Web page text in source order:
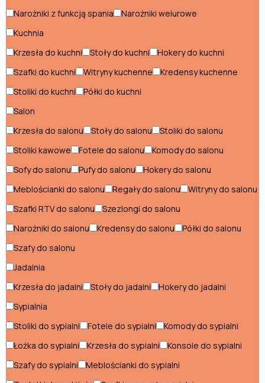
Biurka industrialne
Fotele industrialne
Hokery industrialne
Konsole industrialne
Krzesła industrialne
Łóżka industrialne
Półki industrialne
Stoliki industrialne
Szafki nocne industrialne
Szafki RTV industrialne
Narożniki z funkcją spania
Narożniki welurowe
Kuchnia
Krzesła do kuchni
Stoły do kuchni
Hokery do kuchni
Szafki do kuchni
Witryny kuchenne
Kredensy kuchenne
Stoliki do kuchni
Półki do kuchni
Salon
Krzesła do salonu
Stoły do salonu
Stoliki do salonu
Stoliki kawowe
Fotele do salonu
Komody do salonu
Sofy do salonu
Pufy do salonu
Hokery do salonu
Meblościanki do salonu
Regały do salonu
Witryny do salonu
Szafki RTV do salonu
Szezlongi do salonu
Narożniki do salonu
Kredensy do salonu
Półki do salonu
Szafy do salonu
Jadalnia
Krzesła do jadalni
Stoły do jadalni
Hokery do jadalni
Sypialnia
Stoliki do sypialni
Fotele do sypialni
Komody do sypialni
Łożka do sypialni
Krzesła do sypialni
Konsole do sypialni
Szafy do sypialni
Meblościanki do sypialni